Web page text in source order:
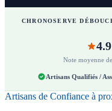
CHRONOSERVE
4.9
Note moyenne
Artisans Qualifiés /
Artisans de Confiance à